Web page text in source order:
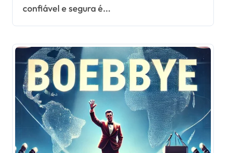
confiável e segura é...